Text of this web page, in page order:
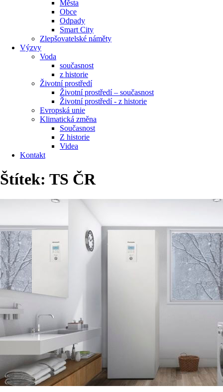
Města
Obce
Odpady
Smart City
Zlepšovatelské náměty
Výzvy
Voda
současnost
z historie
Životní prostředí
Životní prostředí – současnost
Životní prostředí ​- z historie
Evropská unie
Klimatická změna
Současnost
Z historie
Videa
Kontakt
Štítek: TS ČR